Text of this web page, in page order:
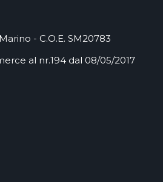
- C.O.E. SM20783
al nr.194 dal 08/05/2017